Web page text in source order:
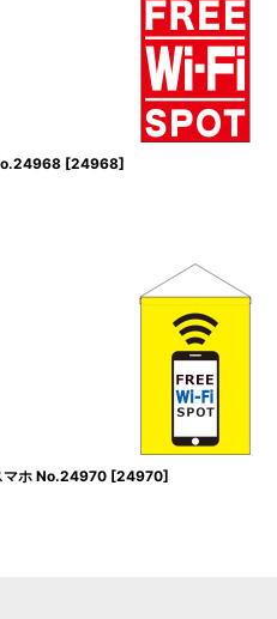
[24968]
マホ No.24970 [24970]